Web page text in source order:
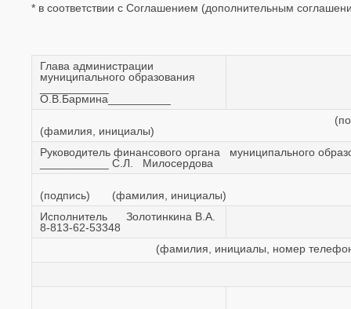
* в соответствии с Соглашением (дополнительным
Глава администрации
муниципального образования
___________
О.В.Бармина__________
(фамилия, инициалы)
Руководитель финансового органа муниципального
___________ С.Л. Милосердова
(подпись) (фамилия, инициалы)
Исполнитель Золотинкина В.А.
8-813-62-53348
(фамилия, инициалы, номер